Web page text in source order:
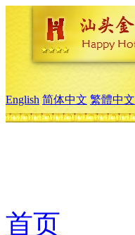
English 简体中文 繁體中文
首页